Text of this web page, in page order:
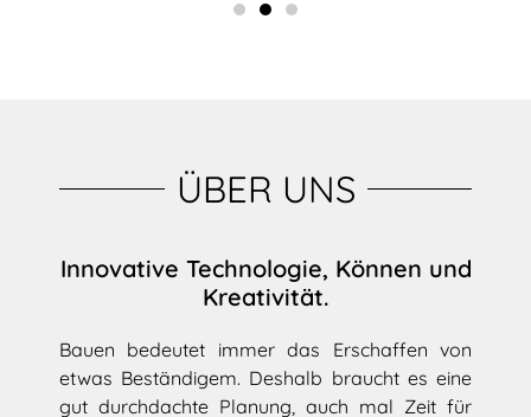
ÜBER UNS
Innovative Technologie, Können und
Kreativität.
Bauen bedeutet immer das Erschaffen von
etwas Beständigem. Deshalb braucht es eine
gut durchdachte Planung, auch mal Zeit für